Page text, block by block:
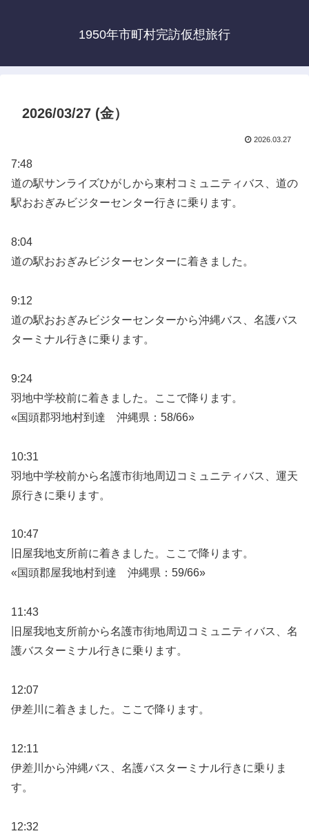
1950年市町村完訪仮想旅行
2026/03/27 (金）
2026.03.27
7:48
道の駅サンライズひがしから東村コミュニティバス、道の
駅おおぎみビジターセンター行きに乗ります。
8:04
道の駅おおぎみビジターセンターに着きました。
9:12
道の駅おおぎみビジターセンターから沖縄バス、名護バス
ターミナル行きに乗ります。
9:24
羽地中学校前に着きました。ここで降ります。
«国頭郡羽地村到達 沖縄県：58/66»
10:31
羽地中学校前から名護市街地周辺コミュニティバス、運天
原行きに乗ります。
10:47
旧屋我地支所前に着きました。ここで降ります。
«国頭郡屋我地村到達 沖縄県：59/66»
11:43
旧屋我地支所前から名護市街地周辺コミュニティバス、名
護バスターミナル行きに乗ります。
12:07
伊差川に着きました。ここで降ります。
12:11
伊差川から沖縄バス、名護バスターミナル行きに乗りま
す。
12:32